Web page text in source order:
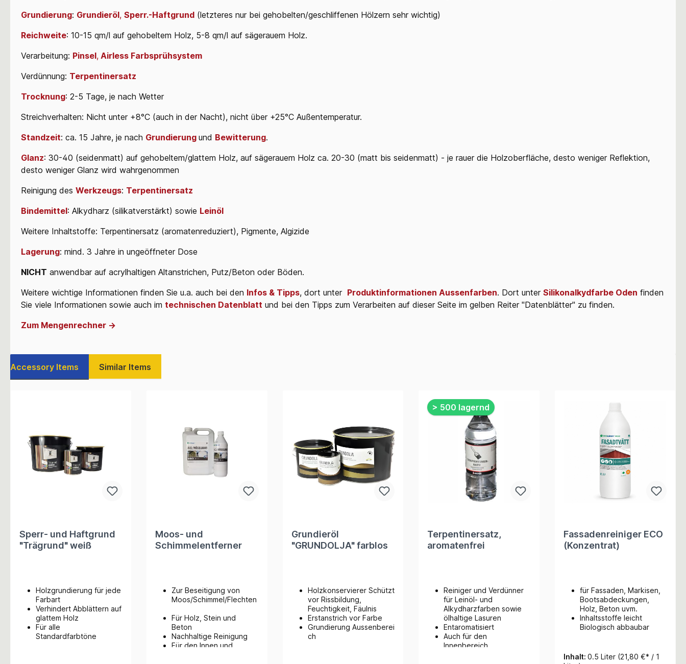
Grundierung: Grundieröl, Sperr.-Haftgrund (letzteres nur bei gehobelten/geschliffenen Hölzern sehr wichtig)
Reichweite: 10-15 qm/l auf gehobeltem Holz, 5-8 qm/l auf sägerauem Holz.
Verarbeitung: Pinsel, Airless Farbsprühsystem
Verdünnung: Terpentinersatz
Trocknung: 2-5 Tage, je nach Wetter
Streichverhalten: Nicht unter +8°C (auch in der Nacht), nicht über +25°C Außentemperatur.
Standzeit: ca. 15 Jahre, je nach Grundierung und Bewitterung.
Glanz: 30-40 (seidenmatt) auf gehobeltem/glattem Holz, auf sägerauem Holz ca. 20-30 (matt bis seidenmatt) - je rauer die Holzoberfläche, desto weniger Reflektion,
desto weniger Glanz wird wahrgenommen
Reinigung des Werkzeugs: Terpentinersatz
Bindemittel: Alkydharz (silikatverstärkt) sowie Leinöl
Weitere Inhaltstoffe: Terpentinersatz (aromatenreduziert), Pigmente, Algizide
Lagerung: mind. 3 Jahre in ungeöffneter Dose
NICHT anwendbar auf acrylhaltigen Altanstrichen, Putz/Beton oder Böden.
Weitere wichtige Informationen finden Sie u.a. auch bei den Infos & Tipps, dort unter Produktinformationen Aussenfarben. Dort unter Silikonalkydfarbe Oden finden
Sie viele Informationen sowie auch im technischen Datenblatt und bei den Tipps zum Verarbeiten auf dieser Seite im gelben Reiter "Datenblätter" zu finden.
Zum Mengenrechner ->
Accessory Items Similar Items
Sperr- und Haftgrund
"Trägrund" weiß
Holzgrundierung für jede
Farbart
Verhindert Abblättern auf
glattem Holz
Für alle
Standardfarbtöne
Moos- und
Schimmelentferner
Zur Beseitigung von
Moos/Schimmel/Flechten
Für Holz, Stein und
Beton
Nachhaltige Reinigung
Für den Innen und
Grundieröl
"GRUNDOLJA" farblos
Holzkonservierer Schützt
vor Rissbildung,
Feuchtigkeit, Fäulnis
Erstanstrich vor Farbe
Grundierung Aussenberei
ch
> 500 lagernd
Terpentinersatz,
aromatenfrei
Reiniger und Verdünner
für Leinöl- und
Alkydharzfarben sowie
ölhaltige Lasuren
Entaromatisiert
Auch für den
Innenbereich
Fassadenreiniger ECO
(Konzentrat)
für Fassaden, Markisen,
Bootsabdeckungen,
Holz, Beton uvm.
Inhaltsstoffe leicht
Biologisch abbaubar
Inhalt: 0.5 Liter (21,80 €* / 1